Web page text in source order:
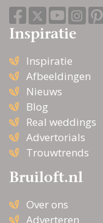
Inspiratie
Inspiratie
Afbeeldingen
Nieuws
Blog
Real weddings
Advertorials
Trouwtrends
Bruiloft.nl
Over ons
Adverteren